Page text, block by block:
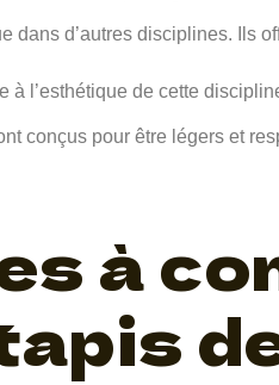
d’autres disciplines. Ils
à l’esthétique de cette
conçus pour être légers et
à